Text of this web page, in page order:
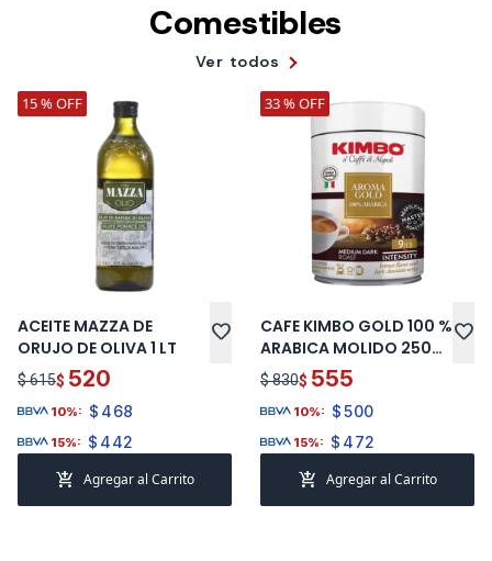
Comestibles
Ver todos
15 % OFF
ACEITE MAZZA DE
ORUJO DE OLIVA 1 LT
favorite
$ 615$ 520
10%: $ 468
15%: $ 442
add_shopping_cart Agregar al Carrito
33 % OFF
CAFE KIMBO GOLD 100 %
ARABICA MOLIDO 250
GR LATA
favorite
$ 830$ 555
10%: $500
15%: $ 472
add_shopping_cart Agregar al Carrito